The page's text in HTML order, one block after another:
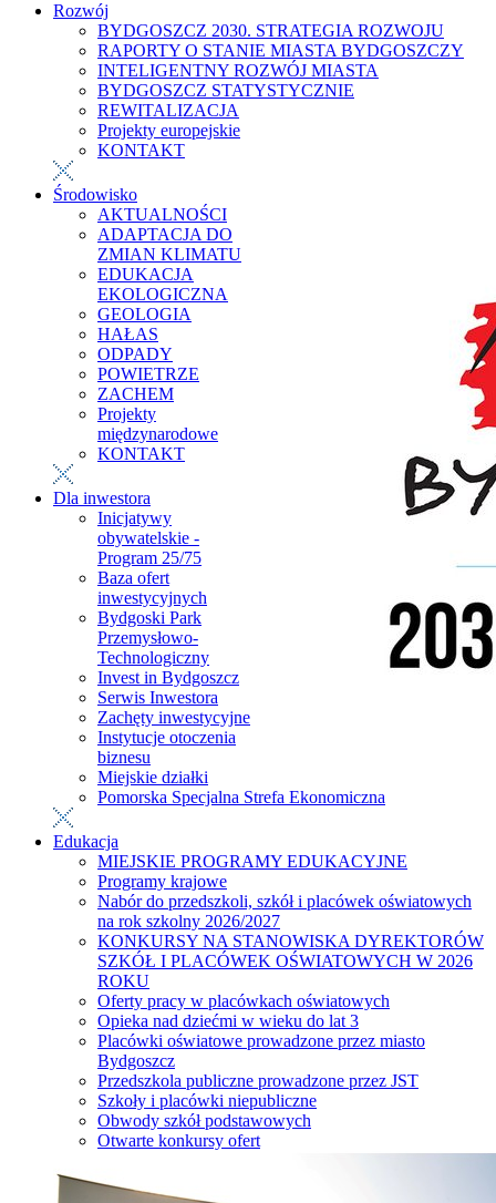
Rozwój
BYDGOSZCZ 2030. STRATEGIA ROZWOJU
RAPORTY O STANIE MIASTA BYDGOSZCZY
INTELIGENTNY ROZWÓJ MIASTA
BYDGOSZCZ STATYSTYCZNIE
REWITALIZACJA
Projekty europejskie
KONTAKT
Środowisko
AKTUALNOŚCI
ADAPTACJA DO
ZMIAN KLIMATU
EDUKACJA
EKOLOGICZNA
GEOLOGIA
HAŁAS
ODPADY
POWIETRZE
ZACHEM
Projekty
międzynarodowe
KONTAKT
Dla inwestora
Inicjatywy
obywatelskie -
Program 25/75
Baza ofert
inwestycyjnych
Bydgoski Park
Przemysłowo-
Technologiczny
Invest in Bydgoszcz
Serwis Inwestora
Zachęty inwestycyjne
Instytucje otoczenia
biznesu
Miejskie działki
Pomorska Specjalna Strefa Ekonomiczna
Edukacja
MIEJSKIE PROGRAMY EDUKACYJNE
Programy krajowe
Nabór do przedszkoli, szkół i placówek oświatowych
na rok szkolny 2026/2027
KONKURSY NA STANOWISKA DYREKTORÓW
SZKÓŁ I PLACÓWEK OŚWIATOWYCH W 2026
ROKU
Oferty pracy w placówkach oświatowych
Opieka nad dziećmi w wieku do lat 3
Placówki oświatowe prowadzone przez miasto
Bydgoszcz
Przedszkola publiczne prowadzone przez JST
Szkoły i placówki niepubliczne
Obwody szkół podstawowych
Otwarte konkursy ofert